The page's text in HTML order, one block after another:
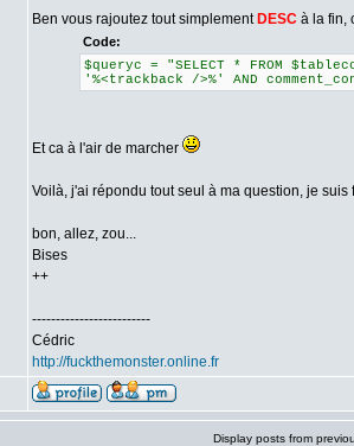
Ben vous rajoutez tout simplement DESC à la fin,
Code:
$queryc = "SELECT * FROM
'%<trackback />%' AND
Et ca à l'air de marcher
Voilà, j'ai répondu tout seul à ma question, je
bon, allez, zou...
Bises
++
-------------------------
Cédric
http://fuckthemonster.online.fr
Display posts from